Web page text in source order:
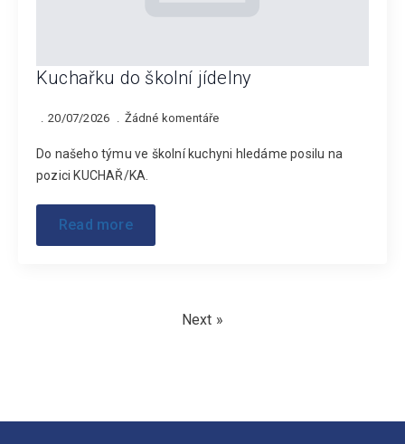
Kuchařku do školní jídelny
20/07/2026 Žádné komentáře
Do našeho týmu ve školní kuchyni hledáme posilu na
pozici KUCHAŘ/KA.
Read more
Next »